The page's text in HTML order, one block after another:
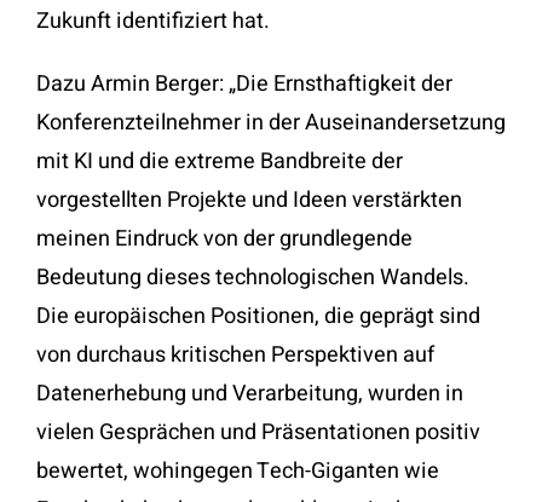
Zukunft identifiziert hat.
Dazu Armin Berger: „Die Ernsthaftigkeit der
Konferenzteilnehmer in der Auseinandersetzung
mit KI und die extreme Bandbreite der
vorgestellten Projekte und Ideen verstärkten
meinen Eindruck von der grundlegende
Bedeutung dieses technologischen Wandels.
Die europäischen Positionen, die geprägt sind
von durchaus kritischen Perspektiven auf
Datenerhebung und Verarbeitung, wurden in
vielen Gesprächen und Präsentationen positiv
bewertet, wohingegen Tech-Giganten wie